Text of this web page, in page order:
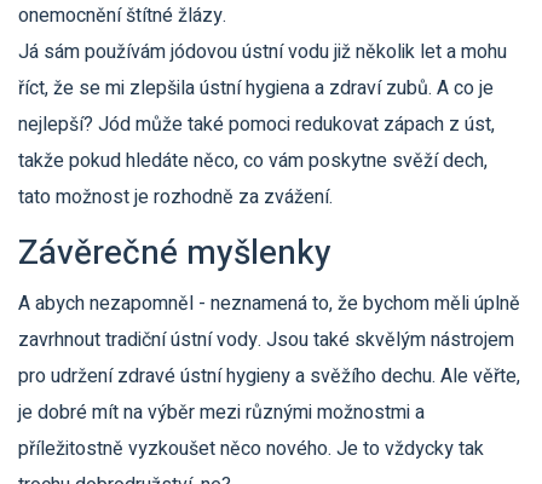
onemocnění štítné žlázy.
Já sám používám jódovou ústní vodu již několik let a mohu
říct, že se mi zlepšila ústní hygiena a zdraví zubů. A co je
nejlepší? Jód může také pomoci redukovat zápach z úst,
takže pokud hledáte něco, co vám poskytne svěží dech,
tato možnost je rozhodně za zvážení.
Závěrečné myšlenky
A abych nezapomněl - neznamená to, že bychom měli úplně
zavrhnout tradiční ústní vody. Jsou také skvělým nástrojem
pro udržení zdravé ústní hygieny a svěžího dechu. Ale věřte,
je dobré mít na výběr mezi různými možnostmi a
příležitostně vyzkoušet něco nového. Je to vždycky tak